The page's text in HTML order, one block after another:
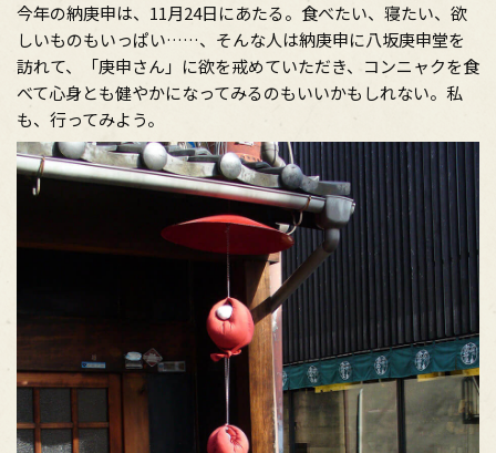
今年の納庚申は、11月24日にあたる。食べたい、寝たい、欲
しいものもいっぱい……、そんな人は納庚申に八坂庚申堂を
訪れて、「庚申さん」に欲を戒めていただき、コンニャクを食
べて心身とも健やかになってみるのもいいかもしれない。私
も、行ってみよう。